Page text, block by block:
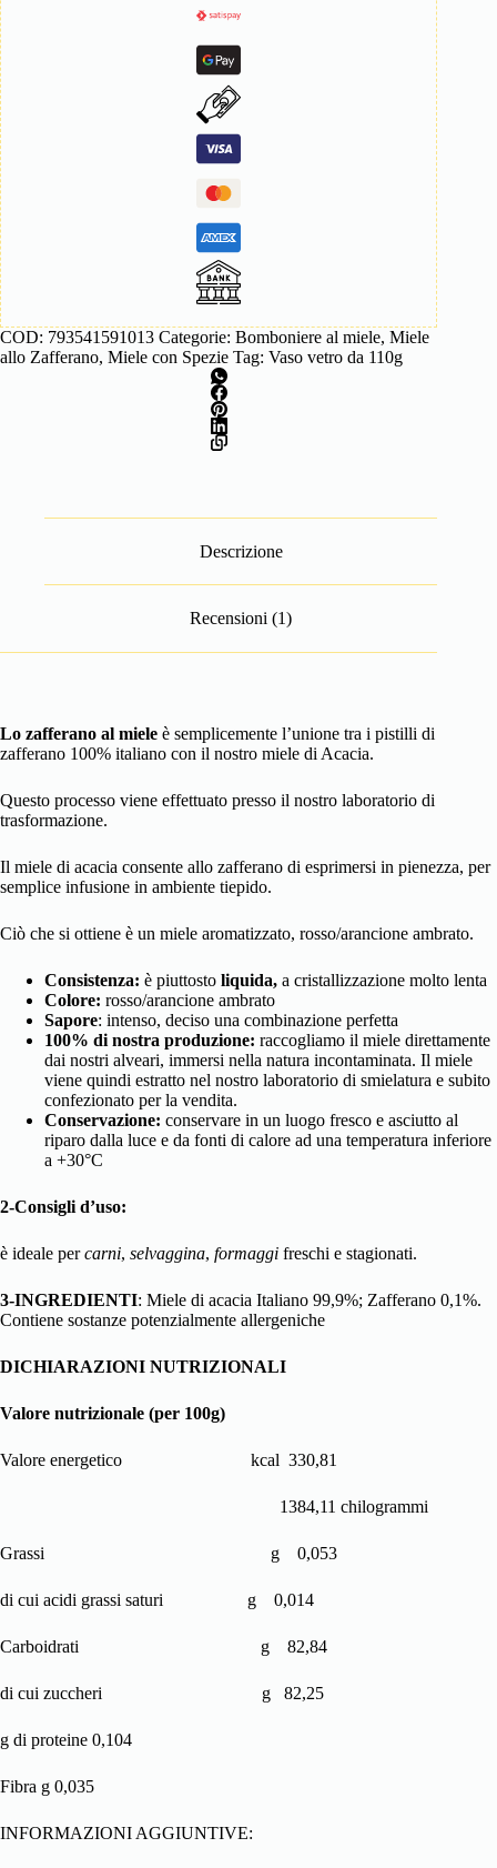
COD: 793541591013 Categorie: Bomboniere al miele, Miele
allo Zafferano, Miele con Spezie Tag: Vaso vetro da 110g
Descrizione
Recensioni (1)
Lo zafferano al miele è semplicemente l’unione tra i pistilli di
zafferano 100% italiano con il nostro miele di Acacia.
Questo processo viene effettuato presso il nostro laboratorio di
trasformazione.
Il miele di acacia consente allo zafferano di esprimersi in pienezza, per
semplice infusione in ambiente tiepido.
Ciò che si ottiene è un miele aromatizzato, rosso/arancione ambrato.
Consistenza: è piuttosto liquida, a cristallizzazione molto lenta
Colore: rosso/arancione ambrato
Sapore: intenso, deciso una combinazione perfetta
100% di nostra produzione: raccogliamo il miele direttamente
dai nostri alveari, immersi nella natura incontaminata. Il miele
viene quindi estratto nel nostro laboratorio di smielatura e subito
confezionato per la vendita.
Conservazione: conservare in un luogo fresco e asciutto al
riparo dalla luce e da fonti di calore ad una temperatura inferiore
a +30°C
2-Consigli d’uso:
è ideale percarni, selvaggina, formaggi freschi e stagionati.
3-INGREDIENTI: Miele di acacia Italiano 99,9%; Zafferano 0,1%.
Contiene sostanze potenzialmente allergeniche
DICHIARAZIONI NUTRIZIONALI
Valore nutrizionale (per 100g)
Valore energetico kcal 330,81
1384,11 chilogrammi
Grassi g 0,053
di cui acidi grassi saturi g 0,014
Carboidrati g 82,84
di cui zuccheri g 82,25
g di proteine ​​0,104
Fibra g 0,035
INFORMAZIONI AGGIUNTIVE: